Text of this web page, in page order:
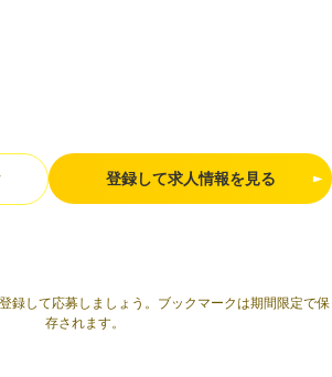
登録して求人情報を見る
録して応募しましょう。ブックマークは期間限定で保
存されます。